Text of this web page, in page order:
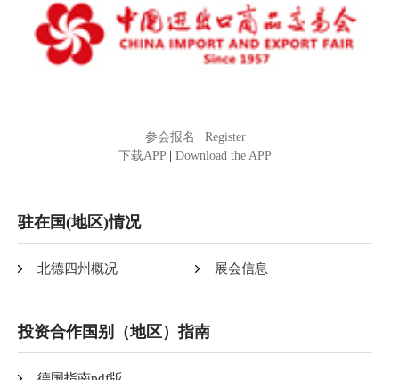
参会报名
Register
下载APP
Download the APP
驻在国(地区)情况
北德四州概况 展会信息
投资合作国别（地区）指南